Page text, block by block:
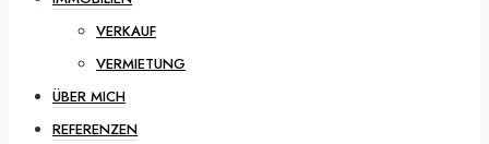
VERKAUF
VERMIETUNG
ÜBER MICH
REFERENZEN